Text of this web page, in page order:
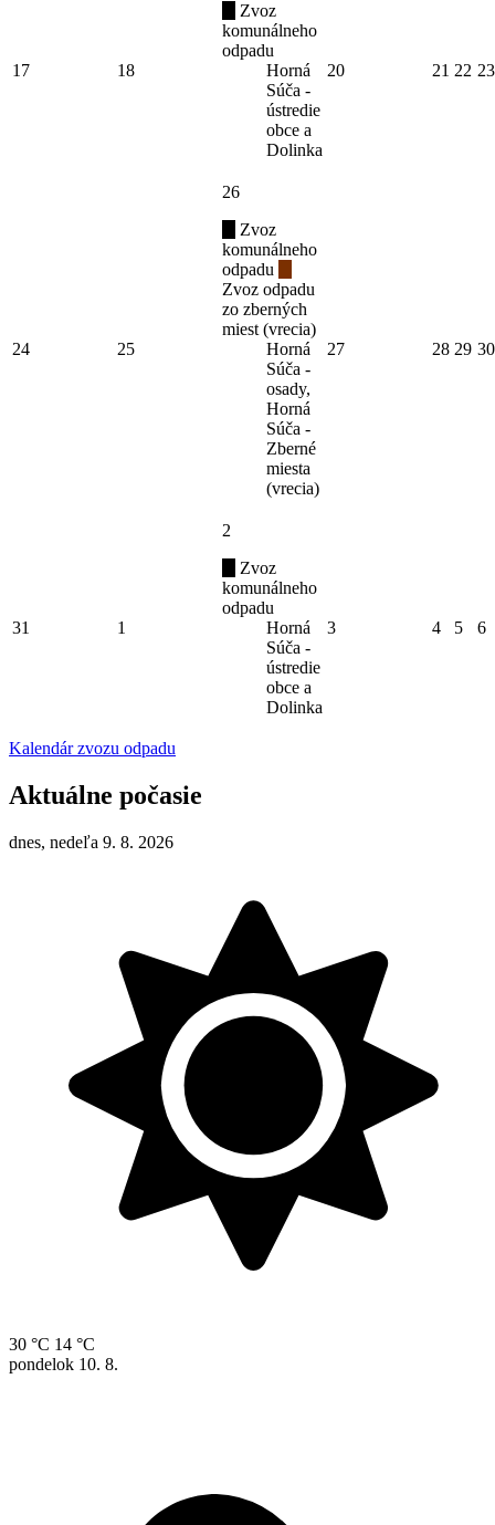
17 18
Zvoz
komunálneho
odpadu
Horná
Súča -
ústredie
obce a
Dolinka
20 21 22 23
24 25
26
Zvoz
komunálneho
odpadu
Zvoz odpadu
zo zberných
miest (vrecia)
Horná
Súča -
osady,
Horná
Súča -
Zberné
miesta
(vrecia)
27 28 29 30
31 1
2
Zvoz
komunálneho
odpadu
Horná
Súča -
ústredie
obce a
Dolinka
3 4 5 6
Kalendár zvozu odpadu
Aktuálne počasie
dnes, nedeľa 9. 8. 2026
30 °C 14 °C
pondelok 10. 8.